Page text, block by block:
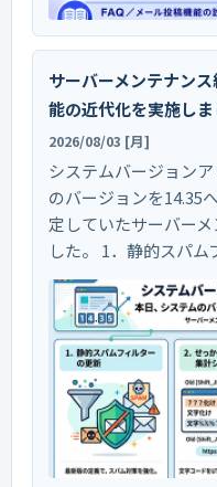
サーバーメンテナン
能の近代化を実施し
2026/08/03 [月]
システムバージョン
のバージョンを14.35
定していたサーバー
した。 1．静的スパム